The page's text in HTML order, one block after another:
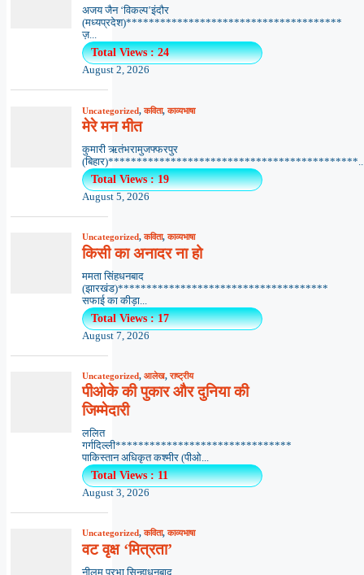
अजय जैन ‘विकल्प’इंदौर
(मध्यप्रदेश)**************************************
ज़...
Total Views : 24
August 2, 2026
Uncategorized,कविता,काव्यभाषा
मेरे मन मीत
कुमारी ऋतंभरामुजफ्फरपुर
Total Views : 19
August 5, 2026
Uncategorized,कविता,काव्यभाषा
किसी का अनादर ना हो
ममता सिंहधनबाद
(झारखंड)*************************************
सफाई का कीड़ा...
Total Views : 17
August 7, 2026
Uncategorized, आलेख,राष्ट्रीय
पीओके की पुकार और दुनिया की
जिम्मेदारी
ललित
गर्गदिल्ली*******************************
पाकिस्तान अधिकृत कश्मीर (पीओ...
Total Views : 11
August 3, 2026
Uncategorized,कविता,काव्यभाषा
वट वृक्ष ‘मित्रता’
नीलम प्रभा सिन्हाधनबाद